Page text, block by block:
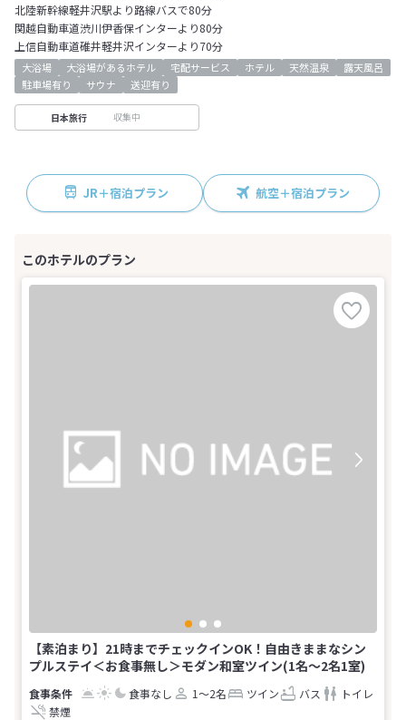
北陸新幹線軽井沢駅より路線バスで80分
関越自動車道渋川伊香保インターより80分
上信自動車道碓井軽井沢インターより70分
大浴場 大浴場があるホテル 宅配サービス ホテル 天然温泉
露天風呂
駐車場有り
サウナ 送迎有り
日本旅行 収集中
JR＋宿泊プラン 航空＋宿泊プラン
【素泊まり】21時までチェックインOK！自由きままなシン
プルステイ＜お食事無し＞モダン和室ツイン(1名～2名1室)
食事なし 1～2名 ツイン バス
トイレ
禁煙